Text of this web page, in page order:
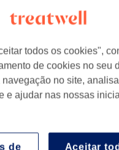
Qualquer preço Salões
em Alenquer, Distrito de Lisboa
todos os cookies",
de cookies no seu
navegação no site,
e ajudar nas nossas
Aceitar
de